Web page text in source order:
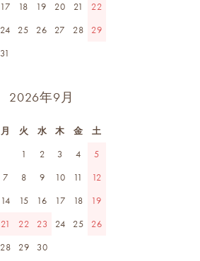
17 18 19 20 21
22
24 25 26 27 28
29
31
2026年9月
月 火 水 木 金
土
1
2 3 4
5
7 8 9 10 11
12
14 15 16 17 18
19
21 22 23 24 25
26
28 29 30